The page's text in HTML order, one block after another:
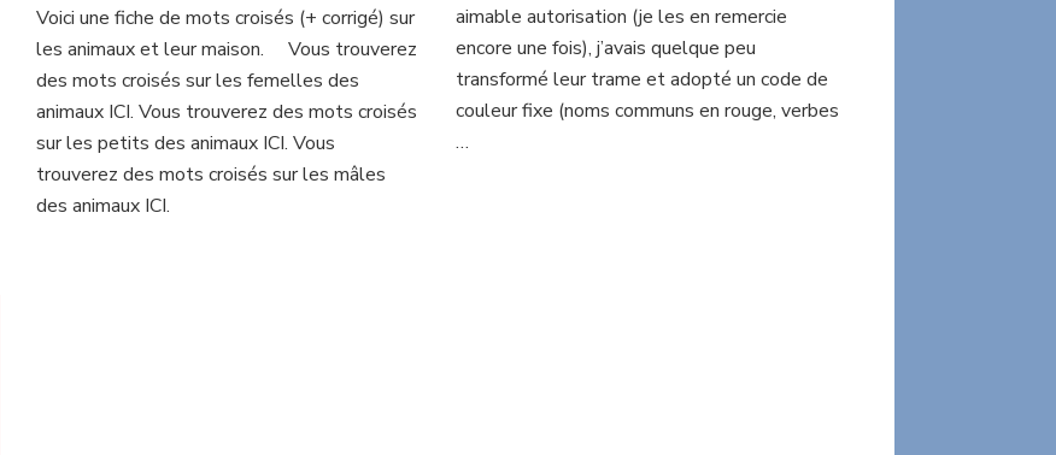
croisés:
les
animaux
leur
maison
Voici une fiche de mots croisés (+ corrigé) sur
les animaux et leur maison. Vous trouverez
des mots croisés sur les femelles des
animaux ICI. Vous trouverez des mots croisés
sur les petits des animaux ICI. Vous
trouverez des mots croisés sur les mâles
des animaux ICI.
aimable autorisation (je les en remercie
encore une fois), j’avais quelque peu
transformé leur trame et adopté un code de
couleur fixe (noms communs en rouge, verbes
…